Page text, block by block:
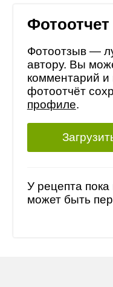
Фотоотчет
Фотоотзыв —
автору. Вы
комментарий и
фотоотчёт
профиле.
У рецепта
может быть